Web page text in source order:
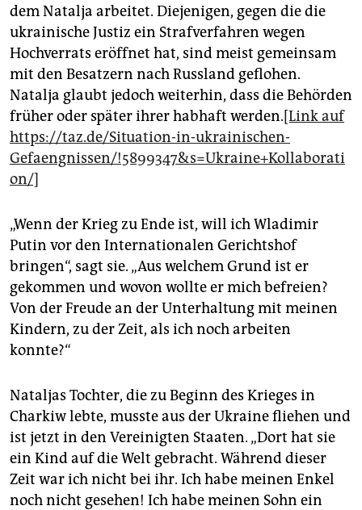
dem Natalja arbeitet. Diejenigen, gegen die die
ukrainische Justiz ein Strafverfahren wegen
Hochverrats eröffnet hat, sind meist gemeinsam
mit den Besatzern nach Russland geflohen.
Natalja glaubt jedoch weiterhin, dass die Behörden
früher oder später ihrer habhaft werden.[Link auf
https://taz.de/Situation-in-ukrainischen-
Gefaengnissen/!5899347&s=Ukraine+Kollaborati
on/]
„Wenn der Krieg zu Ende ist, will ich Wladimir
Putin vor den Internationalen Gerichtshof
bringen“, sagt sie. „Aus welchem Grund ist er
gekommen und wovon wollte er mich befreien?
Von der Freude an der Unterhaltung mit meinen
Kindern, zu der Zeit, als ich noch arbeiten
konnte?“
Nataljas Tochter, die zu Beginn des Krieges in
Charkiw lebte, musste aus der Ukraine fliehen und
ist jetzt in den Vereinigten Staaten. „Dort hat sie
ein Kind auf die Welt gebracht. Während dieser
Zeit war ich nicht bei ihr. Ich habe meinen Enkel
noch nicht gesehen! Ich habe meinen Sohn ein